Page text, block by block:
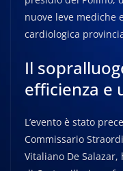
nuove leve mediche
cardiologica
Il
efficienza e
L’evento è stato
Commissario
Vitaliano De